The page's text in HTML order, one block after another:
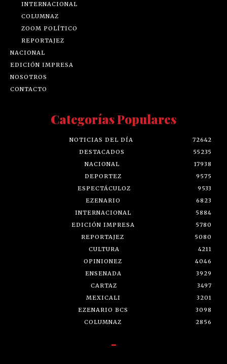
INTERNACIONAL
COLUMNAZ
ZOOM POLÍTICO
REPORTAJEZ
NACIONAL
EDICIÓN IMPRESA
NOSOTROS
CONTACTO
Categorías Populares
NOTICIAS DEL DÍA
72642
DESTACADOS
55235
NACIONAL
17938
DEPORTEZ
9575
ESPECTÁCULOZ
9533
EZENARIO
6823
INTERNACIONAL
5884
EDICIÓN IMPRESA
5780
REPORTAJEZ
5080
CULTURA
4211
OPINIONEZ
4046
ENSENADA
3929
CARTAZ
3497
MEXICALI
3201
EZENARIO BCS
3098
COLUMNAZ
2856
-